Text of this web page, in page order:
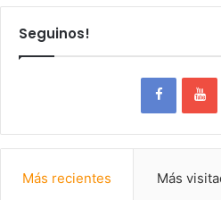
Seguinos!
Más recientes Más